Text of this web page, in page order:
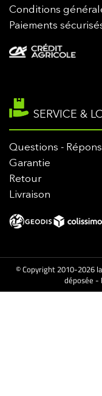
Conditions
Paiements
SERVICE &
Questions -
Garantie
Retour
Livraison
© Copyright 2010-2026
déposée -